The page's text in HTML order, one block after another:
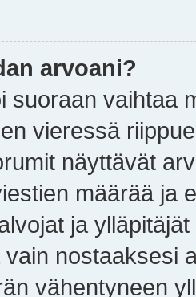
arvoani?
suoraan vaihtaa
vieressä
näyttävät
määrää ja
ja
nostaaksesi
vähentyneen